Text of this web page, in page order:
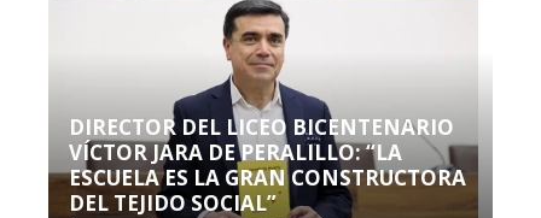
DIRECTOR DEL LICEO BICENTENARIO
VÍCTOR JARA DE PERALILLO: “LA
ESCUELA ES LA GRAN CONSTRUCTORA
DEL TEJIDO SOCIAL”